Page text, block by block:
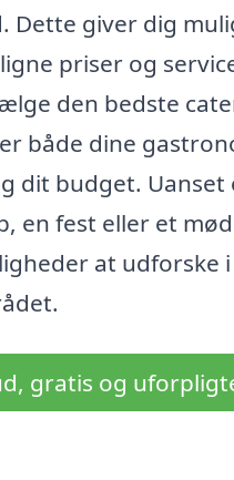
Dette giver dig
priser og
den bedste
både dine
dit budget. Uanset
en fest eller et
at udforske i
gratis og